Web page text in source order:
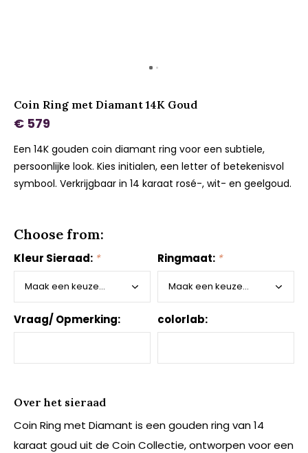
Coin Ring met Diamant 14K Goud
€ 579
Een 14K gouden coin diamant ring voor een subtiele,
persoonlijke look. Kies initialen, een letter of betekenisvol
symbool. Verkrijgbaar in 14 karaat rosé-, wit- en geelgoud.
Choose from:
Kleur Sieraad: * Ringmaat: *
Vraag/ Opmerking: colorlab:
Over het sieraad
Coin Ring met Diamant is een gouden ring van 14
karaat goud uit de Coin Collectie, ontworpen voor een